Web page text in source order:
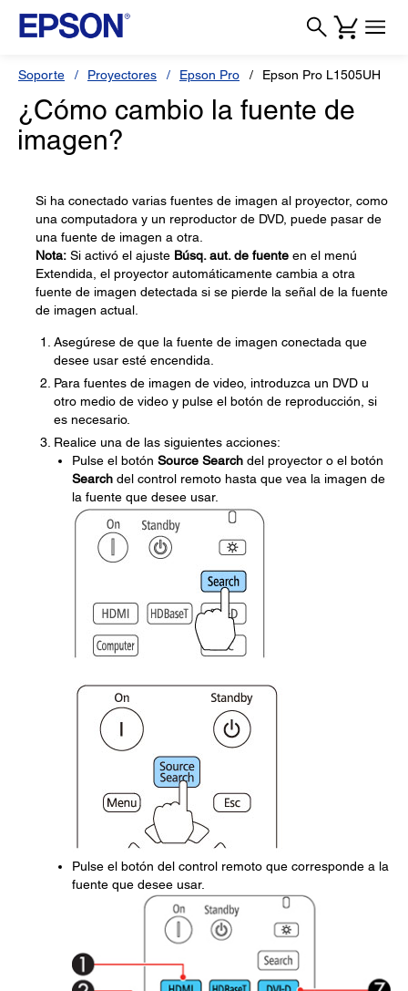
Soporte Proyectores Epson Pro Epson Pro L1505UH
¿Cómo cambio la fuente de
imagen?
Si ha conectado varias fuentes de imagen al proyector, como
una computadora y un reproductor de DVD, puede pasar de
una fuente de imagen a otra.
Nota: Si activó el ajuste Búsq. aut. de fuente en el menú
Extendida, el proyector automáticamente cambia a otra
fuente de imagen detectada si se pierde la señal de la fuente
de imagen actual.
Asegúrese de que la fuente de imagen conectada que
desee usar esté encendida.
Para fuentes de imagen de video, introduzca un DVD u
otro medio de video y pulse el botón de reproducción, si
es necesario.
Realice una de las siguientes acciones:
Pulse el botón Source Search del proyector o el botón
Search del control remoto hasta que vea la imagen de
la fuente que desee usar.
Pulse el botón del control remoto que corresponde a la
fuente que desee usar.